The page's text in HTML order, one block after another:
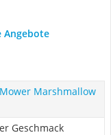
Angebote
Marshmallow
Geschmack